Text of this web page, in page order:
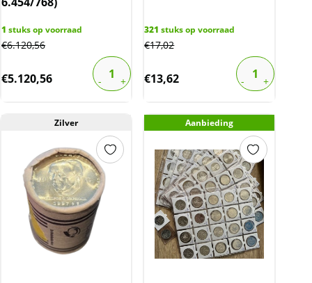
1 stuks op voorraad
€6.120,56
€5.120,56
321 stuks op voorraad
€17,02
€13,62
Zilver Aanbieding